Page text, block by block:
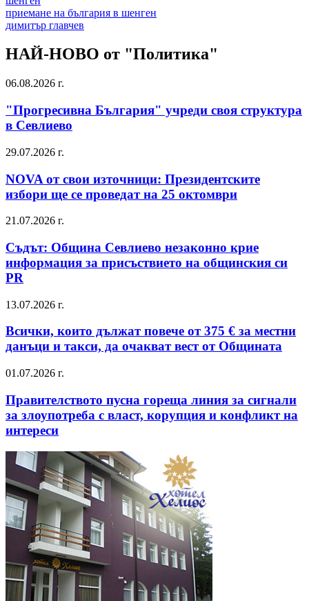
приемане на българия в шенген
димитър главчев
НАЙ-НОВО от "Политика"
06.08.2026 г.
"Прогресивна България" учреди своя структура
в Севлиево
29.07.2026 г.
NOVA от свои източници: Президентските
избори ще се проведат на 25 октомври
21.07.2026 г.
Съдът: Община Севлиево незаконно крие
информация за присъствието на общинския си
PR
13.07.2026 г.
Всички, които дължат повече от 375 € за местни
данъци и такси, да очакват вест от Общината
01.07.2026 г.
Правителството пусна гореща линия за сигнали
за злоупотреба с власт, корупция и конфликт на
интереси